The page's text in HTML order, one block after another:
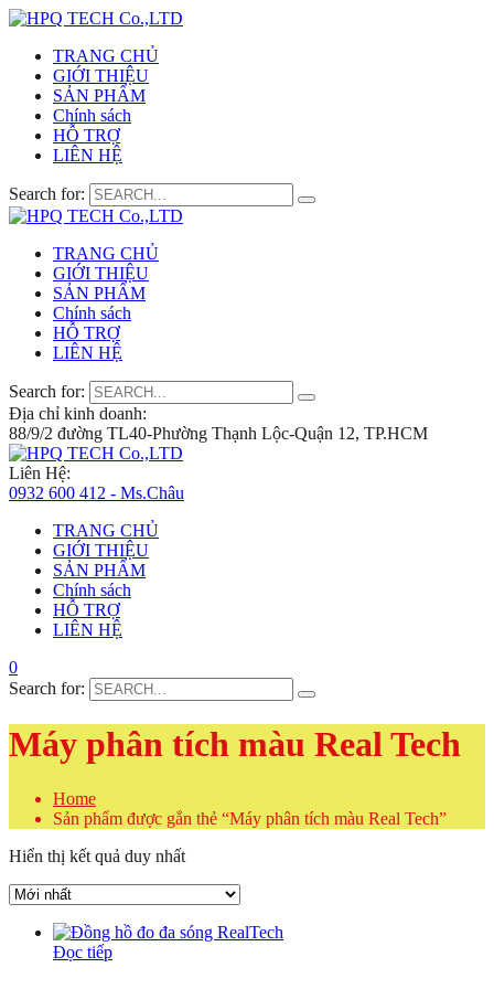
TRANG CHỦ
GIỚI THIỆU
SẢN PHẨM
Chính sách
HỖ TRỢ
LIÊN HỆ
Search for:
TRANG CHỦ
GIỚI THIỆU
SẢN PHẨM
Chính sách
HỖ TRỢ
LIÊN HỆ
Search for:
Địa chỉ kinh doanh:
88/9/2 đường TL40-Phường Thạnh Lộc-Quận 12, TP.HCM
Liên Hệ:
0932 600 412 - Ms.Châu
TRANG CHỦ
GIỚI THIỆU
SẢN PHẨM
Chính sách
HỖ TRỢ
LIÊN HỆ
0
Search for:
Máy phân tích màu Real Tech
Home
Sản phẩm được gắn thẻ “Máy phân tích màu Real Tech”
Hiển thị kết quả duy nhất
Đọc tiếp